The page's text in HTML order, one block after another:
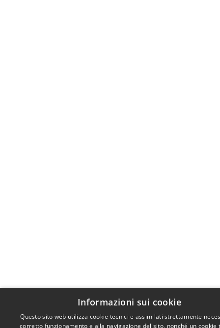
Informazioni sui cookie
Questo sito web utilizza cookie tecnici e assimilati strettamente
corretto funzionamento e alla navigazione del sito, nonché un cookie